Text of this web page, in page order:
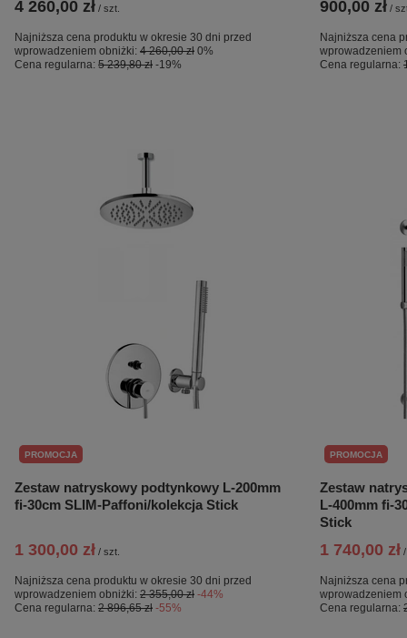
4 260,00 zł / szt.
Najniższa cena produktu w okresie 30 dni przed
wprowadzeniem obniżki: 4 260,00 zł 0%
Cena regularna: 5 239,80 zł -19%
900,00 zł /
Najniższa cena
wprowadzeniem
Cena regularna:
PROMOCJA
Zestaw natryskowy podtynkowy L-200mm
fi-30cm SLIM-Paffoni/kolekcja Stick
1 300,00 zł / szt.
Najniższa cena produktu w okresie 30 dni przed
wprowadzeniem obniżki: 2 355,00 zł -44%
Cena regularna: 2 896,65 zł -55%
PROMOCJA
Zestaw
L-400mm fi-
Stick
1 740,00 zł /
Najniższa cena
wprowadzeniem
Cena regularna: